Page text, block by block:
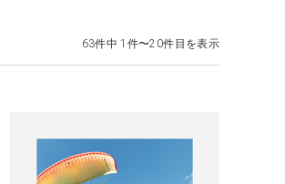
63件中 1件〜20件目を表示